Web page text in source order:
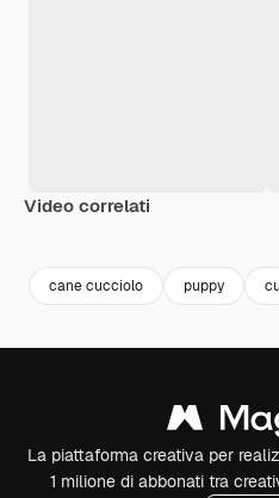
Video correlati
cane cucciolo puppy
La piattaforma creativa per
1 milione di abbonati tra